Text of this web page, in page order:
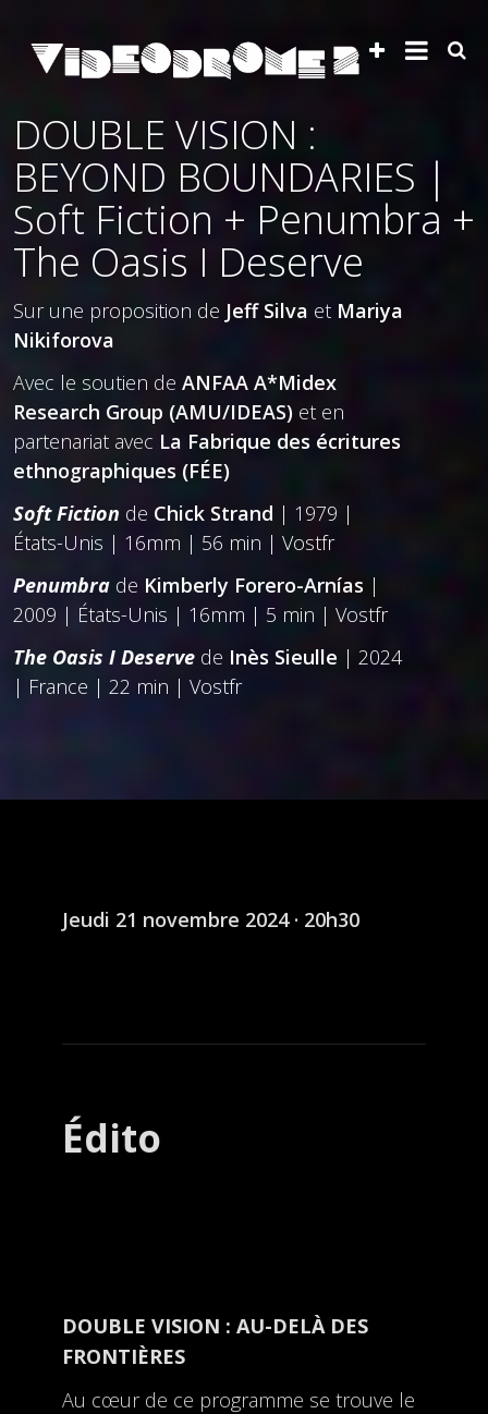
DOUBLE VISION :
BEYOND BOUNDARIES |
Soft Fiction + Penumbra +
The Oasis I Deserve
Sur une proposition de Jeff Silva et Mariya
Nikiforova
Avec le soutien de ANFAA A*Midex
Research Group (AMU/IDEAS) et en
partenariat avec La Fabrique des écritures
ethnographiques (FÉE)
Soft Fiction de Chick Strand | 1979 |
États-Unis | 16mm | 56 min | Vostfr
Penumbra de Kimberly Forero-Arnías |
2009 | États-Unis | 16mm | 5 min | Vostfr
The Oasis I Deserve de Inès Sieulle | 2024
| France | 22 min | Vostfr
Jeudi 21 novembre 2024 · 20h30
Édito
DOUBLE VISION : AU-DELÀ DES
FRONTIÈRES
Au cœur de ce programme se trouve le